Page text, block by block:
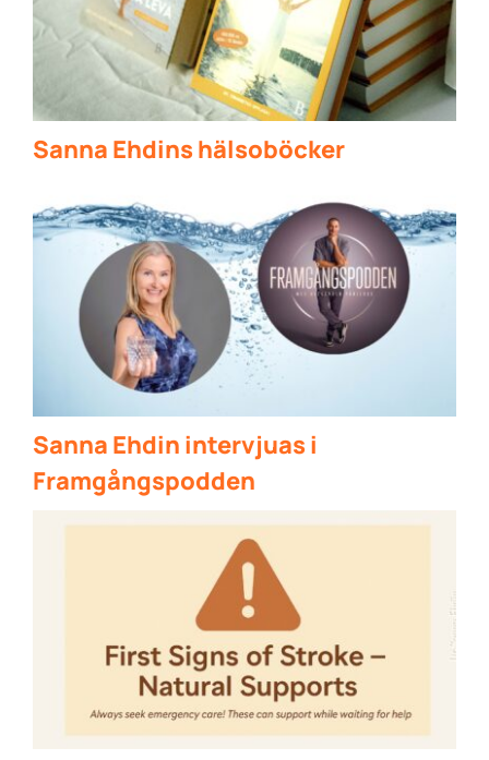
Sanna Ehdins hälsoböcker
Sanna Ehdin intervjuas i
Framgångspodden